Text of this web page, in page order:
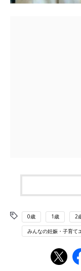
0歳 1歳 2
みんなの妊娠・子育て